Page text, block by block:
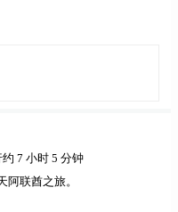
7 小时 5 分钟
阿联酋之旅。